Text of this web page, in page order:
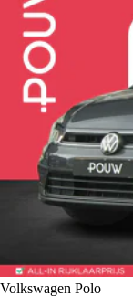
Volkswagen Polo